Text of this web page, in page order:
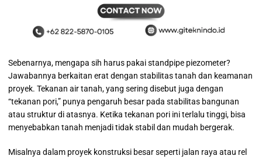
Sebenarnya, mengapa sih harus pakai standpipe piezometer?
Jawabannya berkaitan erat dengan stabilitas tanah dan keamanan
proyek. Tekanan air tanah, yang sering disebut juga dengan
“tekanan pori,” punya pengaruh besar pada stabilitas bangunan
atau struktur di atasnya. Ketika tekanan pori ini terlalu tinggi, bisa
menyebabkan tanah menjadi tidak stabil dan mudah bergerak.
Misalnya dalam proyek konstruksi besar seperti jalan raya atau rel